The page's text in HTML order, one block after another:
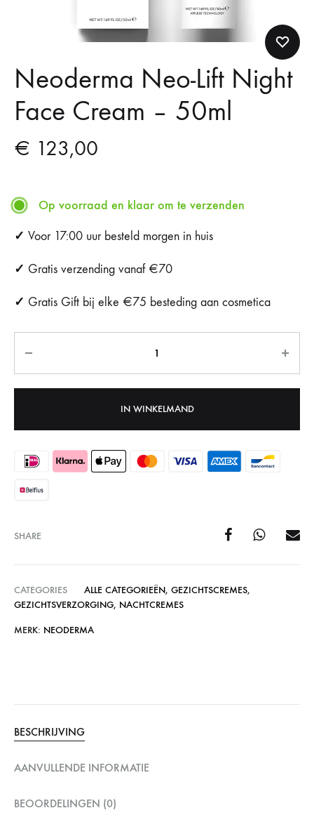
Neoderma Neo-Lift Night
Face Cream – 50ml
€ 123,00
Op voorraad en klaar om te verzenden
✓ Voor 17:00 uur besteld morgen in huis
✓ Gratis verzending vanaf €70
✓ Gratis Gift bij elke €75 besteding aan cosmetica
IN WINKELMAND
SHARE
CATEGORIES ALLE CATEGORIEËN, GEZICHTSCREMES,
GEZICHTSVERZORGING, NACHTCREMES
MERK: NEODERMA
BESCHRIJVING
AANVULLENDE INFORMATIE
BEOORDELINGEN (0)